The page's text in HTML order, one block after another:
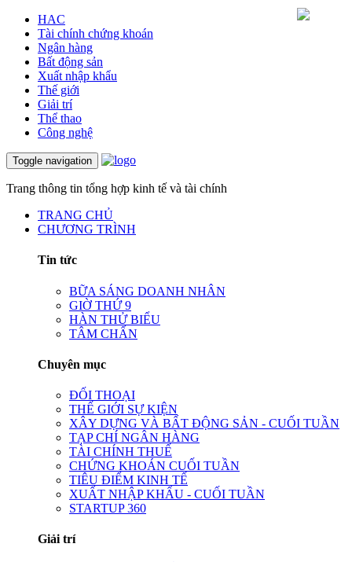
HAC
Tài chính chứng khoán
Ngân hàng
Bất động sản
Xuất nhập khẩu
Thế giới
Giải trí
Thể thao
Công nghệ
Toggle navigation
Trang thông tin tổng hợp kinh tế và tài chính
TRANG CHỦ
CHƯƠNG TRÌNH
Tin tức
BỮA SÁNG DOANH NHÂN
GIỜ THỨ 9
HÀN THỬ BIỂU
TÂM CHẤN
Chuyên mục
ĐỐI THOẠI
THẾ GIỚI SỰ KIỆN
XÂY DỰNG VÀ BẤT ĐỘNG SẢN - CUỐI TUẦN
TẠP CHÍ NGÂN HÀNG
TÀI CHÍNH THUẾ
CHỨNG KHOÁN CUỐI TUẦN
TIÊU ĐIỂM KINH TẾ
XUẤT NHẬP KHẨU - CUỐI TUẦN
STARTUP 360
Giải trí